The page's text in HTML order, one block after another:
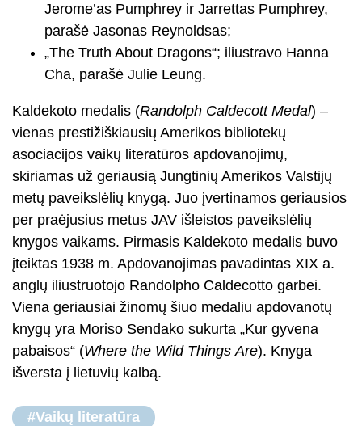
Jerome’as Pumphrey ir Jarrettas Pumphrey,
parašė Jasonas Reynoldsas;
„The Truth About Dragons“; iliustravo Hanna
Cha, parašė Julie Leung.
Kaldekoto medalis (Randolph Caldecott Medal) –
vienas prestižiškiausių Amerikos bibliotekų
asociacijos vaikų literatūros apdovanojimų,
skiriamas už geriausią Jungtinių Amerikos Valstijų
metų paveikslėlių knygą. Juo įvertinamos geriausios
per praėjusius metus JAV išleistos paveikslėlių
knygos vaikams. Pirmasis Kaldekoto medalis buvo
įteiktas 1938 m. Apdovanojimas pavadintas XIX a.
anglų iliustruotojo Randolpho Caldecotto garbei.
Viena geriausiai žinomų šiuo medaliu apdovanotų
knygų yra Moriso Sendako sukurta „Kur gyvena
pabaisos“ (Where the Wild Things Are). Knyga
išversta į lietuvių kalbą.
#Vaikų literatūra